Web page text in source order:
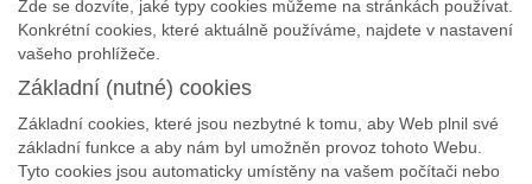
Zde se dozvíte, jaké typy cookies můžeme na stránkách používat.
Konkrétní cookies, které aktuálně používáme, najdete v nastavení
vašeho prohlížeče.
Základní (nutné) cookies
Základní cookies, které jsou nezbytné k tomu, aby Web plnil své
základní funkce a aby nám byl umožněn provoz tohoto Webu.
Tyto cookies jsou automaticky umístěny na vašem počítači nebo